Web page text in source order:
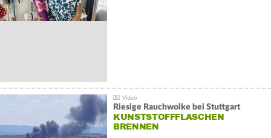
Riesige Rauchwolke bei Stuttgart
KUNSTSTOFFFLASCHEN
BRENNEN